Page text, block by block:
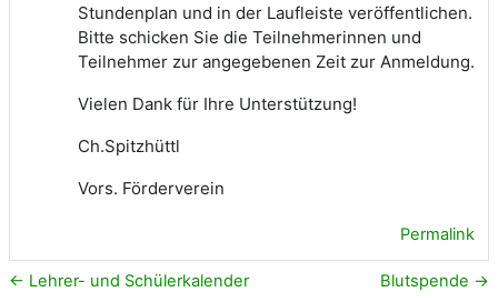
Stundenplan und in der Laufleiste veröffentlichen.
Bitte schicken Sie die Teilnehmerinnen und
Teilnehmer zur angegebenen Zeit zur Anmeldung.
Vielen Dank für Ihre Unterstützung!
Ch.Spitzhüttl
Vors. Förderverein
Permalink
← Lehrer- und Schülerkalender Blutspende →